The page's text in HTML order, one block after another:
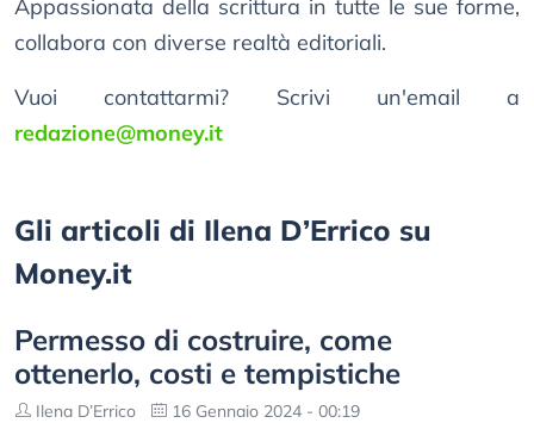
Appassionata della scrittura in tutte le sue forme,
collabora con diverse realtà editoriali.
Vuoi contattarmi? Scrivi un'email a
redazione@money.it
Gli articoli di Ilena D’Errico su
Money.it
Permesso di costruire, come
ottenerlo, costi e tempistiche
Ilena D’Errico 16 Gennaio 2024 - 00:19